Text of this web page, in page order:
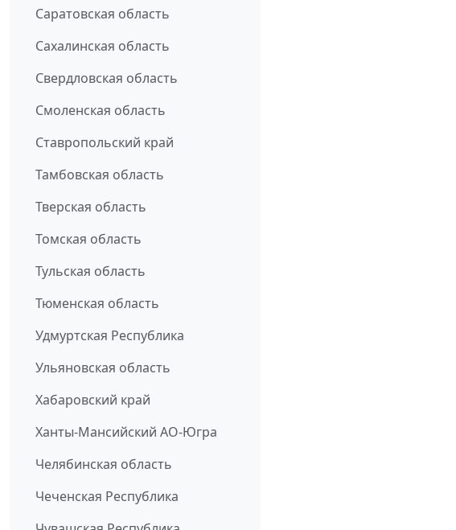
Саратовская область
Сахалинская область
Свердловская область
Смоленская область
Ставропольский край
Тамбовская область
Тверская область
Томская область
Тульская область
Тюменская область
Удмуртская Республика
Ульяновская область
Хабаровский край
Ханты-Мансийский АО-Югра
Челябинская область
Чеченская Республика